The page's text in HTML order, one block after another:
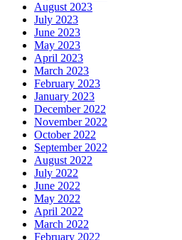
August 2023
July 2023
June 2023
May 2023
April 2023
March 2023
February 2023
January 2023
December 2022
November 2022
October 2022
September 2022
August 2022
July 2022
June 2022
May 2022
April 2022
March 2022
February 2022